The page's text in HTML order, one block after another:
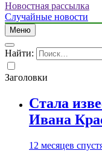
Новостная рассылка
Случайные новости
Меню
Найти:
Заголовки
Стала
Ивана
12 месяцев